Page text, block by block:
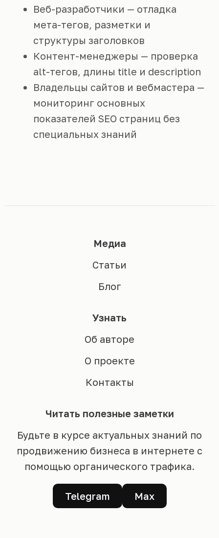
Веб-разработчики — отладка
мета-тегов, разметки и
структуры заголовков
Контент-менеджеры — проверка
alt-тегов, длины title и description
Владельцы сайтов и вебмастера —
мониторинг основных
показателей SEO страниц без
специальных знаний
Медиа
Статьи
Блог
Узнать
Об авторе
О проекте
Контакты
Читать полезные заметки
Будьте в курсе актуальных знаний по
продвижению бизнеса в интернете с
помощью органического трафика.
Telegram Max